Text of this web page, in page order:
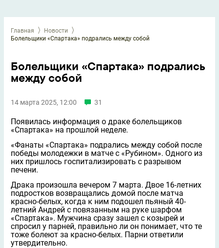
Главная
Новости
Болельщики «Спартака» подрались между собой
Болельщики «Спартака» подрались
между собой
14 марта 2025, 12:00 31
Появилась информация о драке болельщиков
«Спартака» на прошлой неделе.
«Фанаты «Спартака» подрались между собой после
победы молодeжки в матче с «Рубином». Одного из
них пришлось госпитализировать с разрывом
печени.
Драка произошла вечером 7 марта. Двое 16-летних
подростков возвращались домой после матча
красно-белых, когда к ним подошeл пьяный 40-
летний Андрей с повязанным на руке шарфом
«Спартака». Мужчина сразу зашeл с козырей и
спросил у парней, правильно ли он понимает, что те
тоже болеют за красно-белых. Парни ответили
утвердительно.